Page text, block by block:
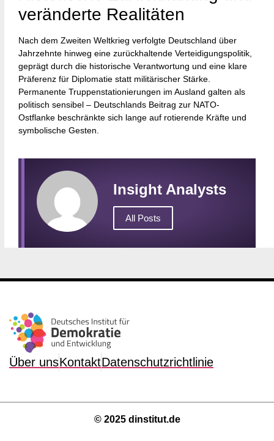
veränderte Realitäten
Nach dem Zweiten Weltkrieg verfolgte Deutschland über
Jahrzehnte hinweg eine zurückhaltende Verteidigungspolitik,
geprägt durch die historische Verantwortung und eine klare
Präferenz für Diplomatie statt militärischer Stärke.
Permanente Truppenstationierungen im Ausland galten als
politisch sensibel – Deutschlands Beitrag zur NATO-
Ostflanke beschränkte sich lange auf rotierende Kräfte und
symbolische Gesten.
Insight Analysts
All Posts
Über unsKontaktDatenschutzrichtlinie
© 2025 dinstitut.de